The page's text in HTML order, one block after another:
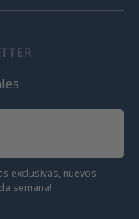
exclusivas, nuevos
semana!